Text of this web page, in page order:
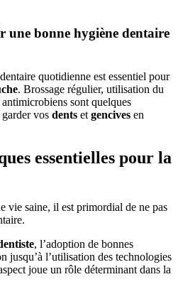
une bonne hygiène dentaire
quotidienne est essentiel pour
. Brossage régulier, utilisation du
sont quelques
vos dents et gencives en
essentielles pour la
vie saine, il est primordial de ne pas
, l’adoption de bonnes
jusqu’à l’utilisation des technologies
joue un rôle déterminant dans la